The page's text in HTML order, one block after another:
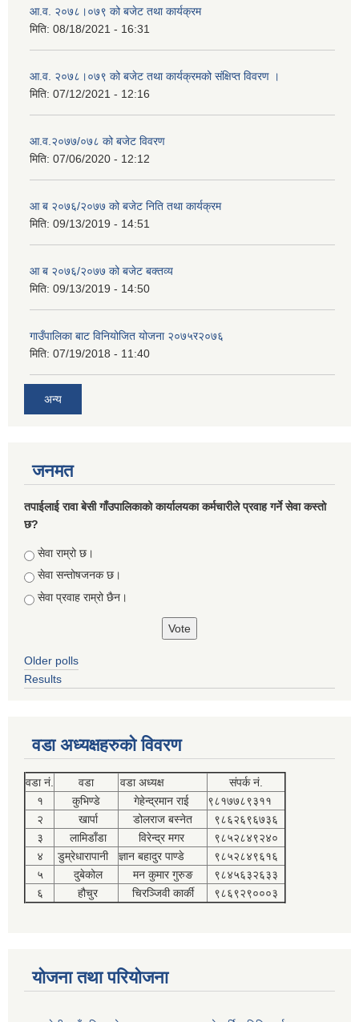
आ.व. २०७८।०७९ को बजेट तथा कार्यक्रम
मिति: 08/18/2021 - 16:31
आ.व. २०७८।०७९ को बजेट तथा कार्यक्रमको संक्षिप्त विवरण ।
मिति: 07/12/2021 - 12:16
आ.व.२०७७/०७८ को बजेट विवरण
मिति: 07/06/2020 - 12:12
आ ब २०७६/२०७७ को बजेट निति तथा कार्यक्रम
मिति: 09/13/2019 - 14:51
आ ब २०७६/२०७७ को बजेट बक्तव्य
मिति: 09/13/2019 - 14:50
गाउँपालिका बाट विनियोजित योजना २०७५र२०७६
मिति: 07/19/2018 - 11:40
अन्य
जनमत
तपाईलाई रावा बेसी गाँउपालिकाको कार्यालयका कर्मचारीले प्रवाह गर्ने सेवा कस्तो
छ?
Choices
सेवा राम्रो छ।
सेवा सन्तोषजनक छ।
सेवा प्रवाह राम्रो छैन।
Older polls
Results
वडा अध्यक्षहरुको विवरण
वडा नं. वडा वडा अध्यक्ष
संपर्क नं.
१
कुभिण्डे गेहेन्द्रमान राई
९८१७७८९३११
२
खार्पा डोलराज बस्नेत
९८६२६९६७३६
३
लामिडाँडा विरेन्द्र मगर
९८५२८४९२४०
४
डुम्रेधारापानी ज्ञान बहादुर पाण्डे
९८५२८४९६१६
५
दुबेकोल मन कुमार गुरुङ
९८४५६३२६३३
६
हौचुर चिरञ्जिवी कार्की ९८६९२९०००३
योजना तथा परियोजना